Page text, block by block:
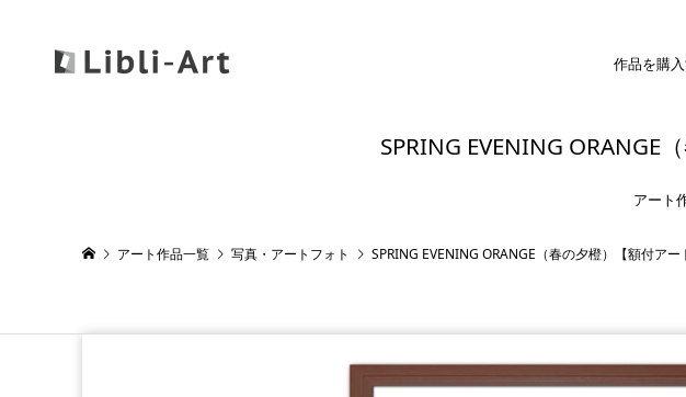
作品を購
SPRING EVENING ORANGE
アート
アート作品一覧 写真・アートフォト SPRING EVENING ORANGE（春の夕橙）【額付アー